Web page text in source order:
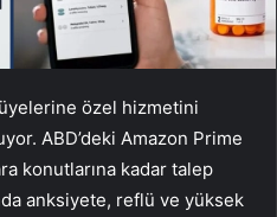
özel hizmetini
ABD’deki Amazon Prime
konutlarına kadar talep
anksiyete, reflü ve yüksek